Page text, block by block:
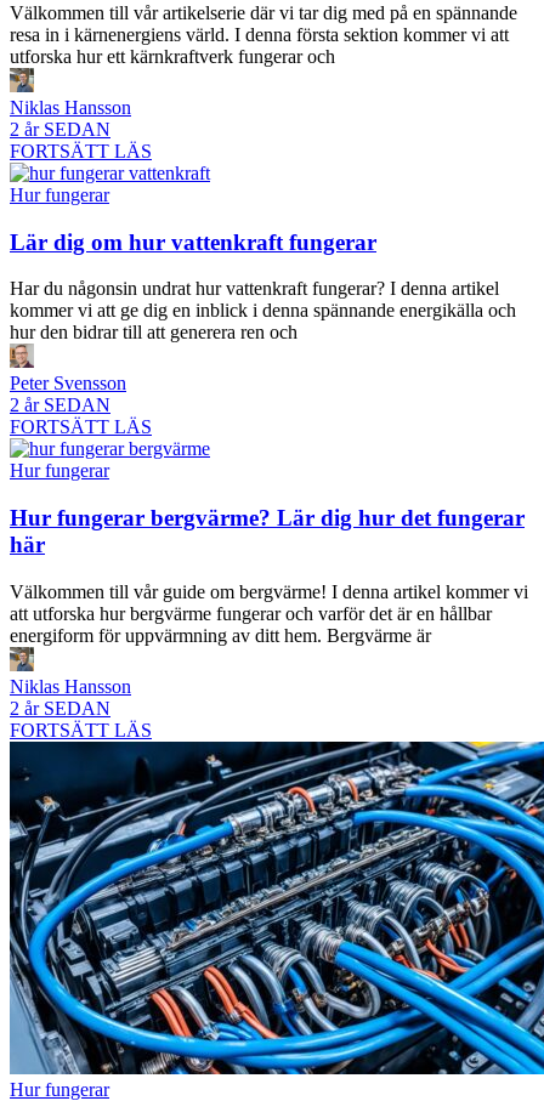
Välkommen till vår artikelserie där vi tar dig med på en spännande
resa in i kärnenergiens värld. I denna första sektion kommer vi att
utforska hur ett kärnkraftverk fungerar och
Niklas Hansson
2 år SEDAN
FORTSÄTT LÄS
Hur fungerar
Lär dig om hur vattenkraft fungerar
Har du någonsin undrat hur vattenkraft fungerar? I denna artikel
kommer vi att ge dig en inblick i denna spännande energikälla och
hur den bidrar till att generera ren och
Peter Svensson
2 år SEDAN
FORTSÄTT LÄS
Hur fungerar
Hur fungerar bergvärme? Lär dig hur det fungerar
här
Välkommen till vår guide om bergvärme! I denna artikel kommer vi
att utforska hur bergvärme fungerar och varför det är en hållbar
energiform för uppvärmning av ditt hem. Bergvärme är
Niklas Hansson
2 år SEDAN
FORTSÄTT LÄS
Hur fungerar